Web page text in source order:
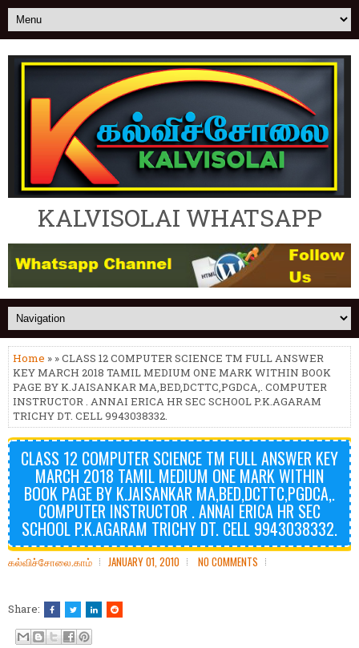
KALVISOLAI WHATSAPP
Home » » CLASS 12 COMPUTER SCIENCE TM FULL ANSWER
KEY MARCH 2018 TAMIL MEDIUM ONE MARK WITHIN BOOK
PAGE BY K.JAISANKAR MA,BED,DCTTC,PGDCA,. COMPUTER
INSTRUCTOR . ANNAI ERICA HR SEC SCHOOL P.K.AGARAM
TRICHY DT. CELL 9943038332.
CLASS 12 COMPUTER SCIENCE TM FULL ANSWER KEY
MARCH 2018 TAMIL MEDIUM ONE MARK WITHIN
BOOK PAGE BY K.JAISANKAR MA,BED,DCTTC,PGDCA,.
COMPUTER INSTRUCTOR . ANNAI ERICA HR SEC
SCHOOL P.K.AGARAM TRICHY DT. CELL 9943038332.
கல்விச்சோலை.காம் JANUARY 01, 2010 NO COMMENTS
Share: